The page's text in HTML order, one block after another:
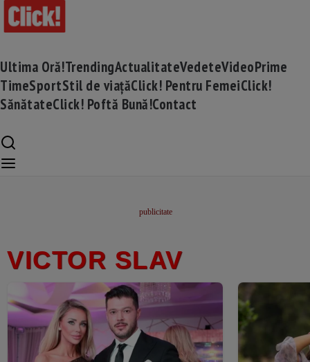
Ultima Oră!TrendingActualitateVedeteVideoPrime
TimeSportStil de viațăClick! Pentru FemeiClick!
SănătateClick! Poftă Bună!Contact
VICTOR SLAV